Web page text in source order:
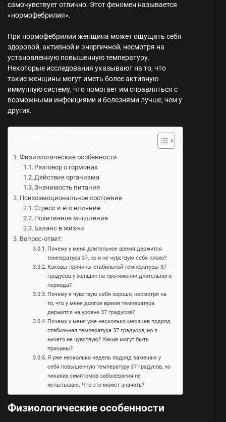
самочувствует отлично. Этот феномен называется
«нормофебрилия».
При нормофебрилии женщина может ощущать себя
здоровой, активной и энергичной, несмотря на
установленную повышенную температуру.
Некоторые исследования указывают на то, что
такие женщины могут иметь более активную
иммунную систему, что помогает им справляться с
возможными инфекциями и болезнями лучше, чем у
других.
Физиологические особенности
Разговор о гормонах
Действие организма
Значимость питания
Психоэмоциональное состояние
Стресс и его влияние
Позитивное мышление
Баланс в жизни
Вопрос-ответ:
Почему у меня длительное время держится
температура 37, но я не чувствую себя плохо?
Каковы причины стабильной температуры 37
градусов у женщин на протяжении длительного
периода?
Почему я чувствую себя хорошо, несмотря на
то, что у меня долгое время температура
держится на уровне 37 градусов?
Почему у меня уже несколько месяцев подряд
стабильная температура 37 градусов, но я
ничего не чувствую? Какие могут быть
причины?
Я уже несколько недель подряд замечаю у
себя повышенную температуру 37 градусов, но
никаких симптомов заболевания не
испытываю. Что это может значить?
Физиологические особенности